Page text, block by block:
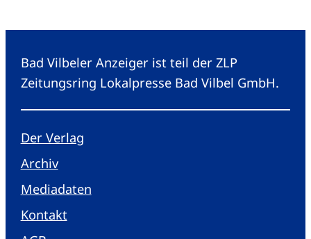
Bad Vilbeler Anzeiger ist teil der ZLP
Zeitungsring Lokalpresse Bad Vilbel GmbH.
Der Verlag
Archiv
Mediadaten
Kontakt